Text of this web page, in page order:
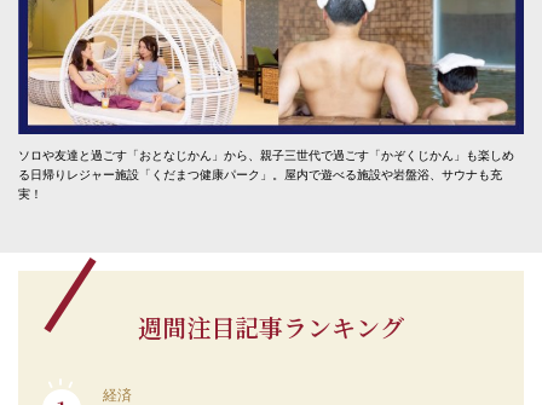
ソロや友達と過ごす「おとなじかん」から、親子三世代で過ごす「かぞくじかん」も楽しめ
る日帰りレジャー施設「くだまつ健康パーク」。屋内で遊べる施設や岩盤浴、サウナも充
実！
週間注目記事ランキング
経済